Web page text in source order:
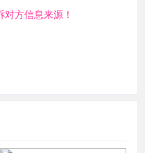
方信息来源！